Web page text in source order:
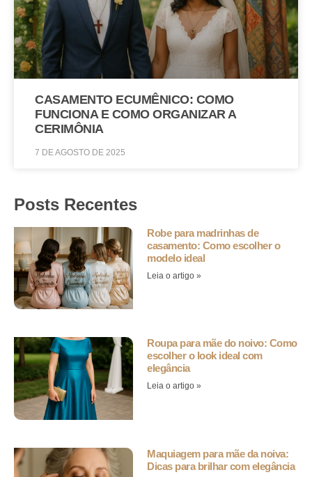
CASAMENTO ECUMÊNICO: COMO
FUNCIONA E COMO ORGANIZAR A
CERIMÔNIA
7 DE AGOSTO DE 2025
Posts Recentes
Robe para madrinhas de
casamento: Como escolher o
modelo ideal
Leia o artigo »
Roupa para mãe do noivo: Como
escolher o look ideal com
elegância
Leia o artigo »
Maquiagem para mãe da noiva:
Dicas para brilhar com elegância